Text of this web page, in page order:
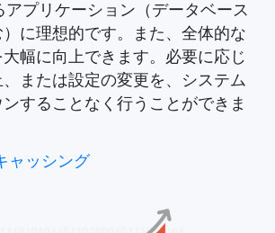
アプリケーション（データベース
に理想的です。また、全体的な
幅に向上できます。必要に応じ
または設定の変更を、システム
することなく行うことができま
ャッシング